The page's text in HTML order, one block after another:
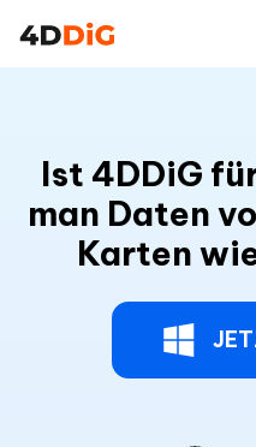
Ist 4DDiG
man Daten
Karten